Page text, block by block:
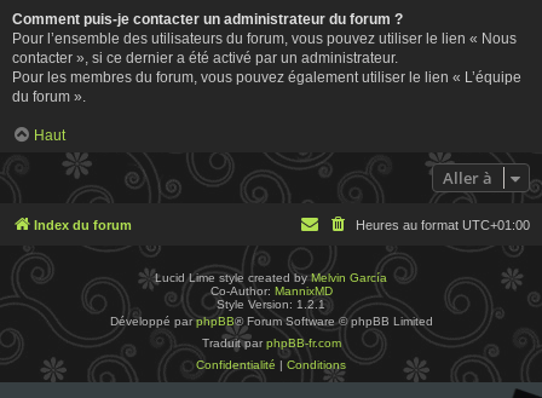
Comment puis-je contacter un administrateur du forum ?
Pour l’ensemble des utilisateurs du forum, vous pouvez utiliser le lien « Nous
contacter », si ce dernier a été activé par un administrateur.
Pour les membres du forum, vous pouvez également utiliser le lien « L’équipe
du forum ».
Haut
Aller à
Index du forum Heures au format UTC+01:00
Lucid Lime style created byMelvin García
Co-Author: MannixMD
Style Version: 1.2.1
Développé parphpBB® Forum Software © phpBB Limited
Traduit par phpBB-fr.com
Confidentialité | Conditions